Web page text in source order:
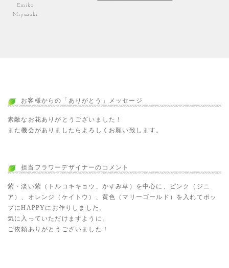
Emiko
Miyazaki
お客様からの「ありがとう」メッセージ
素敵なお花ありがとうございました！
また機会がありましたらよろしくお願い致します。
担当フラワーデザイナーのコメント
紫・淡い紫（トルコキキョウ、かすみ草）を中心に、ピンク（ジニ
ア）、オレンジ（ケイトウ）、黄色（マリーゴールド）を入れてポッ
プにHAPPYにお作りしました。
気に入っていただけますように。
ご依頼ありがとうございました！